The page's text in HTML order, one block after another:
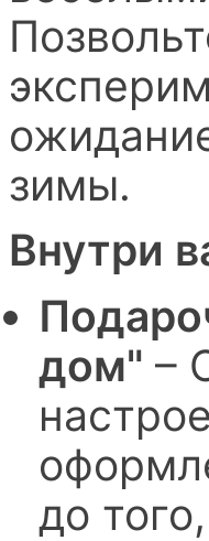
зимы.
Внутри
дом" –
до